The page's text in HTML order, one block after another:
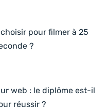
pour filmer à 25
?
web : le diplôme est-il
réussir ?